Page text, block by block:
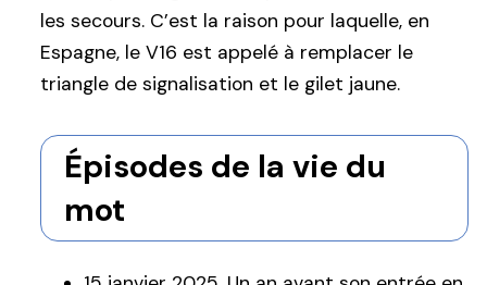
les secours. C’est la raison pour laquelle, en
Espagne, le V16 est appelé à remplacer le
triangle de signalisation et le gilet jaune.
Épisodes de la vie du
mot